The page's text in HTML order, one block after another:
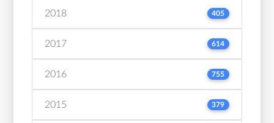
2018 405
2017 614
2016 755
2015 379